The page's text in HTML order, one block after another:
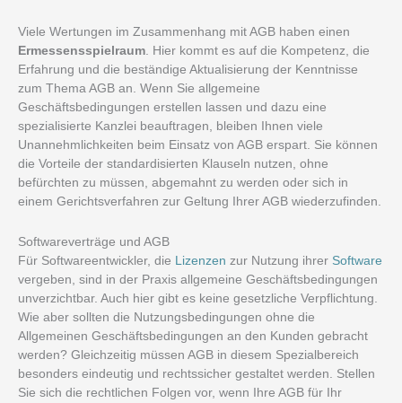
Viele Wertungen im Zusammenhang mit AGB haben einen
Ermessensspielraum. Hier kommt es auf die Kompetenz, die
Erfahrung und die beständige Aktualisierung der Kenntnisse
zum Thema AGB an. Wenn Sie allgemeine
Geschäftsbedingungen erstellen lassen und dazu eine
spezialisierte Kanzlei beauftragen, bleiben Ihnen viele
Unannehmlichkeiten beim Einsatz von AGB erspart. Sie können
die Vorteile der standardisierten Klauseln nutzen, ohne
befürchten zu müssen, abgemahnt zu werden oder sich in
einem Gerichtsverfahren zur Geltung Ihrer AGB wiederzufinden.
Softwareverträge und AGB
Für Softwareentwickler, die
Lizenzen zur Nutzung ihrer Software
vergeben, sind in der Praxis allgemeine Geschäftsbedingungen
unverzichtbar. Auch hier gibt es keine gesetzliche Verpflichtung.
Wie aber sollten die Nutzungsbedingungen ohne die
Allgemeinen Geschäftsbedingungen an den Kunden gebracht
werden? Gleichzeitig müssen AGB in diesem Spezialbereich
besonders eindeutig und rechtssicher gestaltet werden. Stellen
Sie sich die rechtlichen Folgen vor, wenn Ihre AGB für Ihr